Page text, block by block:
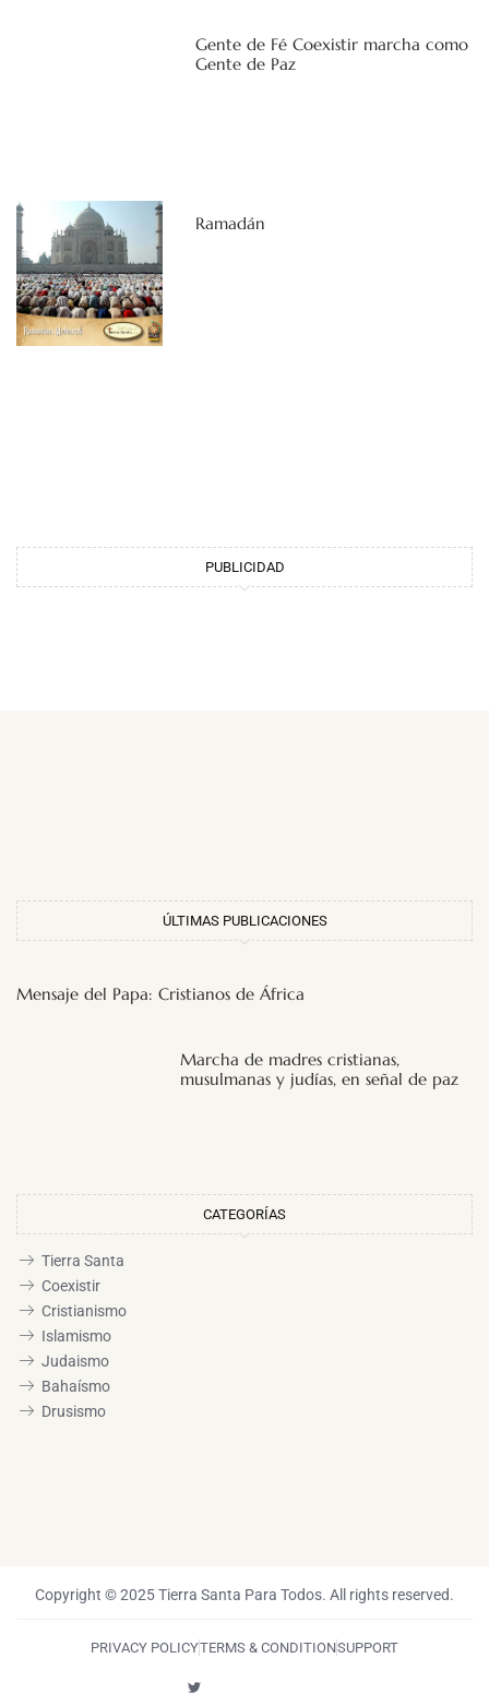
Gente de Fé Coexistir marcha como
Gente de Paz
Ramadán
PUBLICIDAD
ÚLTIMAS PUBLICACIONES
Mensaje del Papa: Cristianos de África
Marcha de madres cristianas,
musulmanas y judías, en señal de paz
CATEGORÍAS
Tierra Santa
Coexistir
Cristianismo
Islamismo
Judaismo
Bahaísmo
Drusismo
Copyright © 2025 Tierra Santa Para Todos. All rights reserved.
PRIVACY POLICYTERMS & CONDITIONSUPPORT